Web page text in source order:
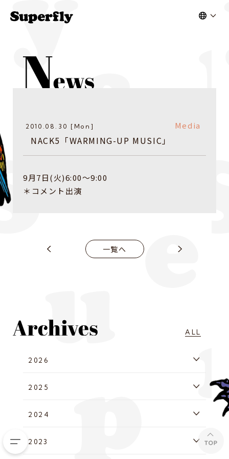
2010.08.30 [Mon] Media
NACK5「WARMING-UP MUSIC」
9月7日(火)6:00〜9:00
＊コメント出演
一覧へ
ALL
2026
2025
2024
2023